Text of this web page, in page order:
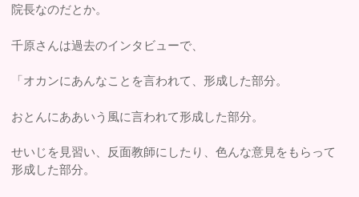
院長なのだとか。
千原さんは過去のインタビューで、
「オカンにあんなことを言われて、形成した部分。
おとんにああいう風に言われて形成した部分。
せいじを見習い、反面教師にしたり、色んな意見をもらって
形成した部分。